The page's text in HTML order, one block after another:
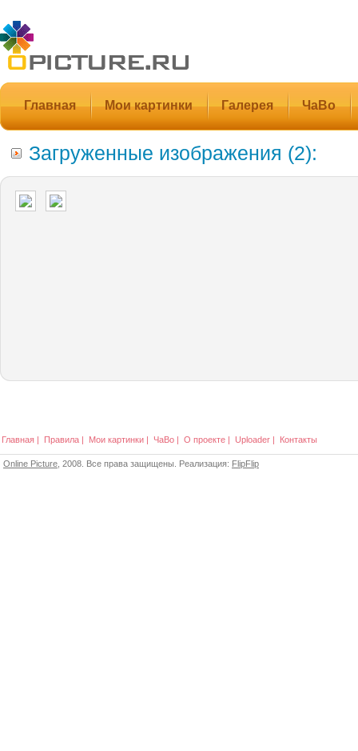
Главная Мои картинки Галерея ЧаВо
Загруженные изображения (2):
Главная | Правила | Мои картинки | ЧаВо | О проекте | Uploader | Контакты
Online Picture , 2008. Все права защищены. Реализация: FlipFlip